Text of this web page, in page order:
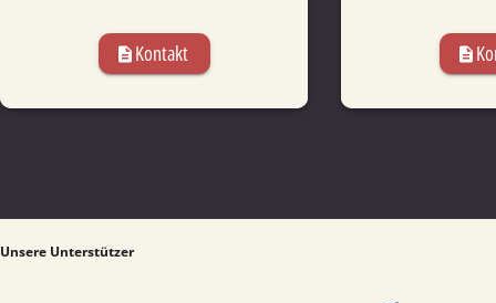
description Kontakt description
Unsere Unterstützer